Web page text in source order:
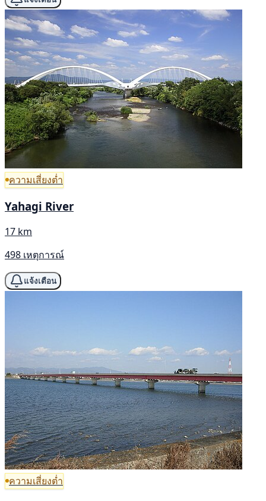
ความเสี่ยงต่ำ
Yahagi River
17 km
498 เหตุการณ์
แจ้งเตือน
ความเสี่ยงต่ำ